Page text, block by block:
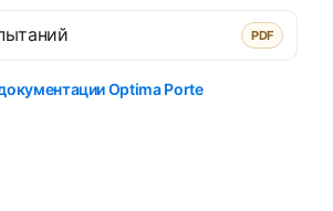
PDF
Optima Porte